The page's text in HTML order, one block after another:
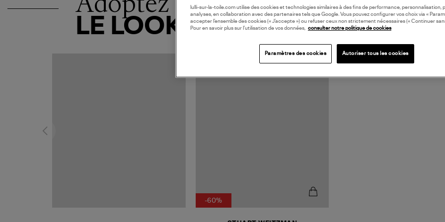
LE LOOK
-60%
lulli-sur-la-toile.com utilise des cookies et technologies similaires à des fins de performance, personnalisation,
analyses, en collaboration avec des partenaires tels que Google. Vous pouvez configurer vos choix via «
accepter l’ensemble des cookies (« J’accepte ») ou refuser ceux non strictement nécessaires (« Continuer
Pour en savoir plus sur l’utilisation de vos données, consulter notre politique de cookies
Paramètres des cookies Autoriser tous les cookies